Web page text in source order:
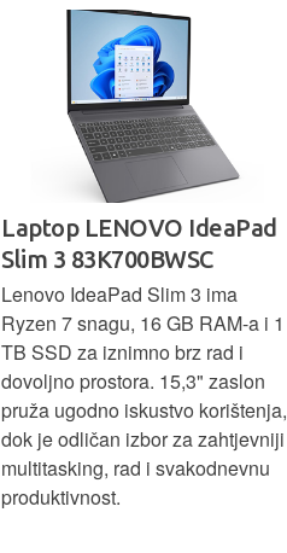
Laptop LENOVO IdeaPad
Slim 3 83K700BWSC
Lenovo IdeaPad Slim 3 ima
Ryzen 7 snagu, 16 GB RAM-a i 1
TB SSD za iznimno brz rad i
dovoljno prostora. 15,3" zaslon
pruža ugodno iskustvo korištenja,
dok je odličan izbor za zahtjevniji
multitasking, rad i svakodnevnu
produktivnost.